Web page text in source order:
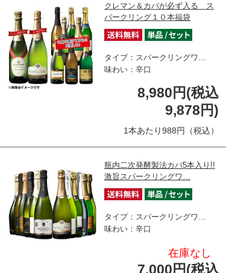
クレマン＆カバが必ず入る ス
パークリング１０本福袋
タイプ：スパークリングワ…
味わい：辛口
8,980円(税込
9,878円)
1本あたり988円（税込）
瓶内二次発酵製法カバ5本入り!!
激旨スパークリングワ…
タイプ：スパークリングワ…
味わい：辛口
在庫なし
7,000円(税込